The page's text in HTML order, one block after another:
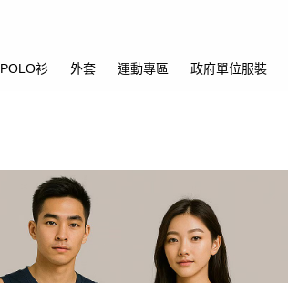
POLO衫 外套 運動專區 政府單位服裝